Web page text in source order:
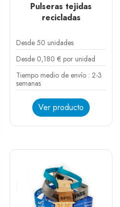
Pulseras tejidas
recicladas
Desde 50 unidades
Desde 0,180 € por unidad
Tiempo medio de envío : 2-3
semanas
Ver producto
Atar
Bambú reutilizable
Bambú desechable